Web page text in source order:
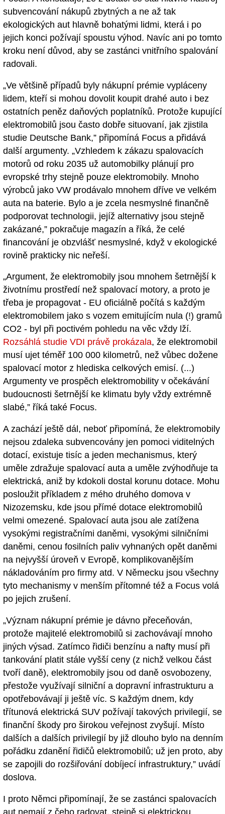
subvencování nákupů zbytných a ne až tak
ekologických aut hlavně bohatými lidmi, která i po
jejich konci požívají spoustu výhod. Navíc ani po tomto
kroku není důvod, aby se zastánci vnitřního spalování
radovali.
„Ve většině případů byly nákupní prémie vypláceny
lidem, kteří si mohou dovolit koupit drahé auto i bez
ostatních peněz daňových poplatníků. Protože kupující
elektromobilů jsou často dobře situovaní, jak zjistila
studie Deutsche Bank,” připomíná Focus a přidává
další argumenty. „Vzhledem k zákazu spalovacích
motorů od roku 2035 už automobilky plánují pro
evropské trhy stejně pouze elektromobily. Mnoho
výrobců jako VW prodávalo mnohem dříve ve velkém
auta na baterie. Bylo a je zcela nesmyslné finančně
podporovat technologii, jejíž alternativy jsou stejně
zakázané,” pokračuje magazín a říká, že celé
financování je obzvlášť nesmyslné, když v ekologické
rovině prakticky nic neřeší.
„Argument, že elektromobily jsou mnohem šetrnější k
životnímu prostředí než spalovací motory, a proto je
třeba je propagovat - EU oficiálně počítá s každým
elektromobilem jako s vozem emitujícím nula (!) gramů
CO2 - byl při poctivém pohledu na věc vždy lží.
Rozsáhlá studie VDI právě prokázala, že elektromobil
musí ujet téměř 100 000 kilometrů, než vůbec dožene
spalovací motor z hlediska celkových emisí. (...)
Argumenty ve prospěch elektromobility v očekávání
budoucnosti šetrnější ke klimatu byly vždy extrémně
slabé,” říká také Focus.
A zachází ještě dál, neboť připomíná, že elektromobily
nejsou zdaleka subvencovány jen pomoci viditelných
dotací, existuje tisíc a jeden mechanismus, který
uměle zdražuje spalovací auta a uměle zvýhodňuje ta
elektrická, aniž by kdokoli dostal korunu dotace. Mohu
posloužit příkladem z mého druhého domova v
Nizozemsku, kde jsou přímé dotace elektromobilů
velmi omezené. Spalovací auta jsou ale zatížena
vysokými registračními daněmi, vysokými silničními
daněmi, cenou fosilních paliv vyhnaných opět daněmi
na nejvyšší úroveň v Evropě, komplikovanějším
nákladováním pro firmy atd. V Německu jsou všechny
tyto mechanismy v menším přítomné též a Focus volá
po jejich zrušení.
„Význam nákupní prémie je dávno přeceňován,
protože majitelé elektromobilů si zachovávají mnoho
jiných výsad. Zatímco řidiči benzínu a nafty musí při
tankování platit stále vyšší ceny (z nichž velkou část
tvoří daně), elektromobily jsou od daně osvobozeny,
přestože využívají silniční a dopravní infrastrukturu a
opotřebovávají ji ještě víc. S každým dnem, kdy
třítunová elektrická SUV požívají takových privilegií, se
finanční škody pro širokou veřejnost zvyšují. Místo
dalších a dalších privilegií by již dlouho bylo na denním
pořádku zdanění řidičů elektromobilů; už jen proto, aby
se zapojili do rozšiřování dobíjecí infrastruktury,” uvádí
doslova.
I proto Němci připomínají, že se zastánci spalovacích
aut nemají z čeho radovat, stejně si elektrickou